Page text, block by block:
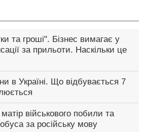
та гроші". Бізнес вимагає у
за прильоти. Наскільки це
в Україні. Що відбувається 7
військового побили та
за російську мову